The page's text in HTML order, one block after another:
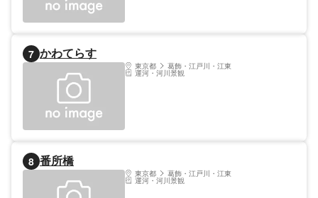
7 かわてらす
東京都 葛飾・江戸川・江東
運河・河川景観
8 番所橋
東京都 葛飾・江戸川・江東
運河・河川景観